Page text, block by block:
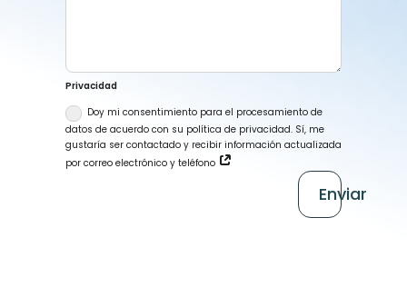
Privacidad
Doy mi consentimiento para el procesamiento de
datos de acuerdo con su política de privacidad. Sí, me
gustaría ser contactado y recibir información actualizada
por correo electrónico y teléfono
Enviar